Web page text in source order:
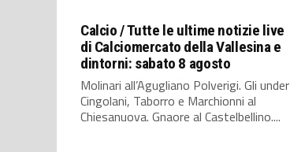
Calcio / Tutte le ultime notizie live
di Calciomercato della Vallesina e
dintorni: sabato 8 agosto
Molinari all’Agugliano Polverigi. Gli under
Cingolani, Taborro e Marchionni al
Chiesanuova. Gnaore al Castelbellino....